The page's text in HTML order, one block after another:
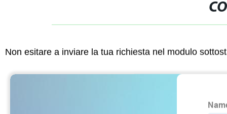
Non esitare a inviare la tua richiesta nel modulo